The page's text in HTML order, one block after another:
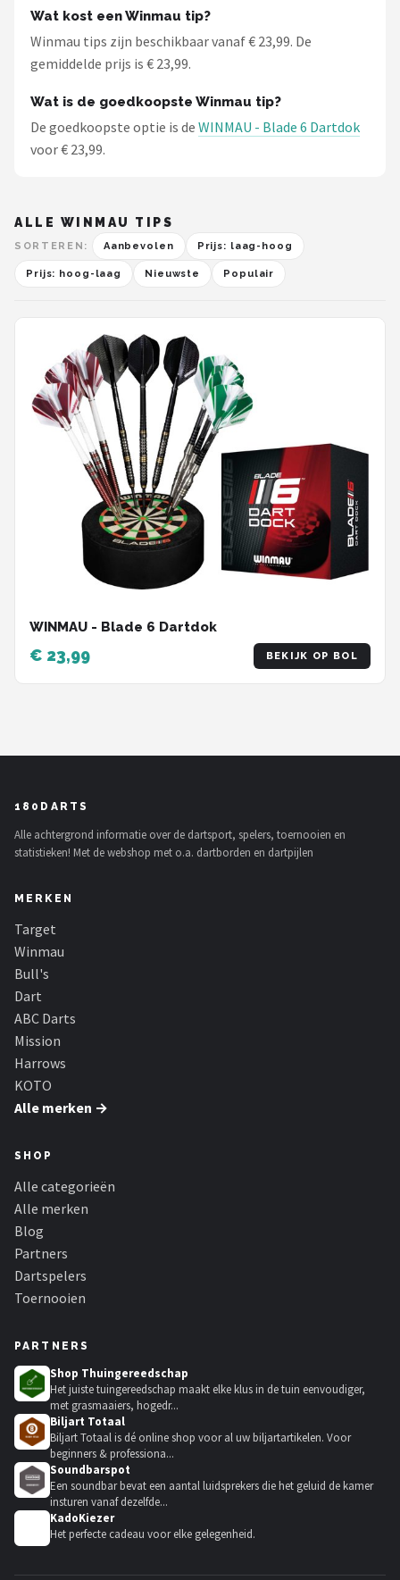
Wat kost een Winmau tip?
Winmau tips zijn beschikbaar vanaf € 23,99. De
gemiddelde prijs is € 23,99.
Wat is de goedkoopste Winmau tip?
De goedkoopste optie is de WINMAU - Blade 6 Dartdok
voor € 23,99.
ALLE WINMAU TIPS
SORTEREN: Aanbevolen Prijs: laag-hoog
Prijs: hoog-laag Nieuwste Populair
WINMAU - Blade 6 Dartdok
€ 23,99 BEKIJK OP BOL
180DARTS
Alle achtergrond informatie over de dartsport, spelers, toernooien en
statistieken! Met de webshop met o.a. dartborden en dartpijlen
MERKEN
Target
Winmau
Bull's
Dart
ABC Darts
Mission
Harrows
KOTO
Alle merken →
SHOP
Alle categorieën
Alle merken
Blog
Partners
Dartspelers
Toernooien
PARTNERS
Shop Thuingereedschap
Het juiste tuingereedschap maakt elke klus in de tuin eenvoudiger,
met grasmaaiers, hogedr...
Biljart Totaal
Biljart Totaal is dé online shop voor al uw biljartartikelen. Voor
beginners & professiona...
Soundbarspot
Een soundbar bevat een aantal luidsprekers die het geluid de kamer
insturen vanaf dezelfde...
KadoKiezer
Het perfecte cadeau voor elke gelegenheid.